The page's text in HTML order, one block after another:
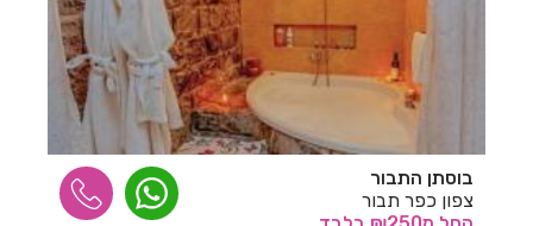
חדרים לפי שעה בבית חרות
חדרים לפי שעה בבית יהושע
חדרים לפי שעה בבית ינאי
חדרים לפי שעה בבית ליד
בוסתן התבור
צפון כפר תבור